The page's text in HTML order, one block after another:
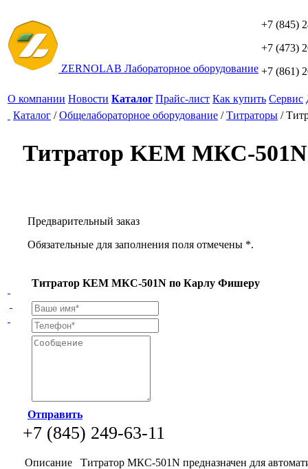
ZERNOLAB Лабораторное оборудование
+7 (845)
+7 (473)
+7 (861)
О компании Новости Каталог Прайс-лист Как купить Сервис
Каталог /Общелабораторное оборудование /Титраторы /
Титратор KEM МКС-
Предварительный заказ
Обязательные для заполнения поля отмечены *.
Титратор KEM МКС-501N по Карлу Фишеру
Отправить
+7 (845) 249-63-11
Описание Титратор МКС-501N предназначен для